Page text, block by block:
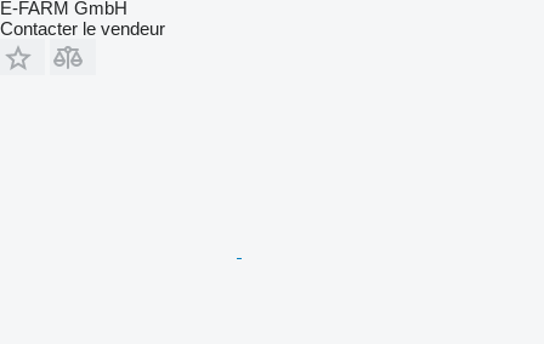
E-FARM GmbH
Contacter le vendeur